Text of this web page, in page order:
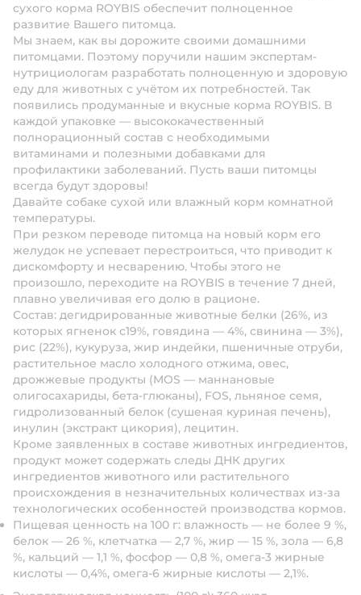
сухого корма ROYBIS обеспечит полноценное
развитие Вашего питомца.
Мы знаем, как вы дорожите своими домашними
питомцами. Поэтому поручили нашим экспертам-
нутрициологам разработать полноценную и здоровую
еду для животных с учётом их потребностей. Так
появились продуманные и вкусные корма ROYBIS. В
каждой упаковке — высококачественный
полнорационный состав с необходимыми
витаминами и полезными добавками для
профилактики заболеваний. Пусть ваши питомцы
всегда будут здоровы!
Давайте собаке сухой или влажный корм комнатной
температуры.
При резком переводе питомца на новый корм его
желудок не успевает перестроиться, что приводит к
дискомфорту и несварению. Чтобы этого не
произошло, переходите на ROYBIS в течение 7 дней,
плавно увеличивая его долю в рационе.
Состав: дегидрированные животные белки (26%, из
которых ягненок с19%, говядина — 4%, свинина — 3%),
рис (22%), кукуруза, жир индейки, пшеничные отруби,
растительное масло холодного отжима, овес,
дрожжевые продукты (MOS — маннановые
олигосахариды, бета-глюканы), FOS, льняное семя,
гидролизованный белок (сушеная куриная печень),
инулин (экстракт цикория), лецитин.
Кроме заявленных в составе животных ингредиентов,
продукт может содержать следы ДНК других
ингредиентов животного или растительного
происхождения в незначительных количествах из-за
технологических особенностей производства кормов.
Пищевая ценность на 100 г: влажность — не более 9 %,
белок — 26 %, клетчатка — 2,7 %, жир — 15 %, зола — 6,8
%, кальций — 1,1 %, фосфор — 0,8 %, омега-3 жирные
кислоты — 0,4%, омега-6 жирные кислоты — 2,1%.